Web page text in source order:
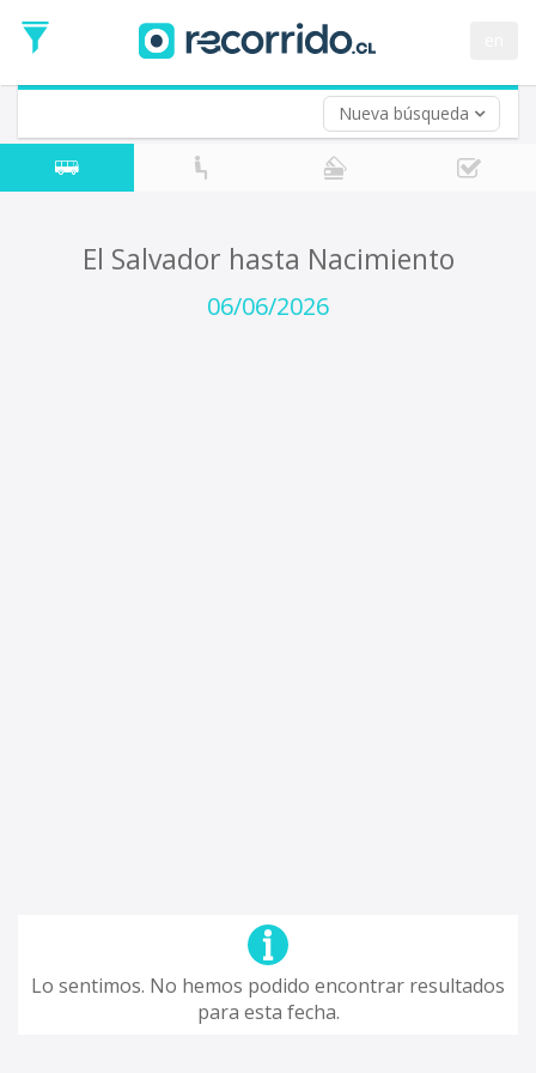
Nueva búsqueda
de
Ida
Vuelta (opcional)
Fecha
de
El Salvador hasta Nacimiento
06/06/2026
Lo sentimos. No hemos podido encontrar resultados
para esta fecha.